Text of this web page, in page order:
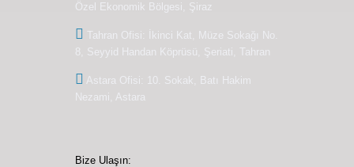
Özel Ekonomik Bölgesi, Şiraz
Tahran Ofisi: İkinci Kat, Müze Sokağı No.
8, Seyyid Handan Köprüsü, Şeriati, Tahran
Astara Ofisi: 10. Sokak, Batı Hakim
Nezami, Astara
Bize Ulaşın: